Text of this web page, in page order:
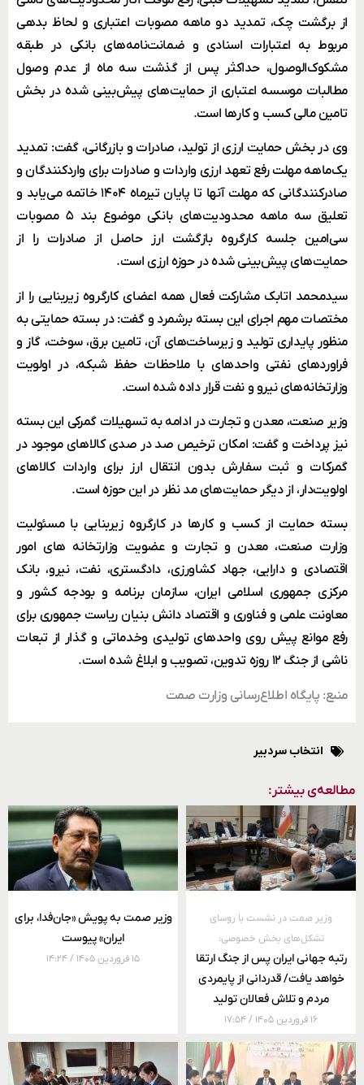
از برگشت چک، تمدید دو ماهه مصوبات اعتباری و لحاظ بدهی
مربوط به اعتبارات اسنادی و ضمانت‌نامه‌های بانکی در طبقه
مشکوک‌الوصول، حداکثر پس از گذشت سه ماه از عدم وصول
مطالبات موسسه اعتباری از حمایت‌های پیش‌بینی شده در بخش
تامین مالی کسب و کارها است.
وی در بخش حمایت ارزی از تولید، صادرات و بازرگانی، گفت: تمدید
یک‌ماهه مهلت رفع تعهد ارزی واردات و صادرات برای واردکنندگان و
صادرکنندگانی که مهلت آنها تا پایان تیرماه ۱۴۰۴ خاتمه می‌یابد و
تعلیق سه ماهه محدودیت‌های بانکی موضوع بند ۵ مصوبات
سی‌امین جلسه کارگروه بازگشت ارز حاصل از صادرات را از
حمایت‌های پیش‌بینی شده در حوزه ارزی است.
سید‌محمد اتابک مشارکت فعال همه اعضای کارگروه زیر‌بنایی را از
مختصات مهم اجرای این بسته بر‌شمرد و گفت: در بسته حمایتی به
منظور پایداری تولید و زیرساخت‌های آن، تامین برق، سوخت، گاز و
فراوردهای نفتی واحد‌های با ملاحظات حفظ شبکه، در اولویت
وزارتخانه‌های نیرو و نفت قرار داده شده است.
وزیر صنعت، معدن و تجارت در ادامه به تسهیلات گمرکی این بسته
نیز پرداخت و گفت: امکان ترخیص صد در صدی کالاهای موجود در
گمرکات و ثبت سفارش بدون انتقال ارز برای واردات کالاهای
اولویت‌دار، از دیگر حمایت‌های مد نظر در این حوزه است.
بسته حمایت از کسب و کارها در کارگروه زیر‌بنایی با مسئولیت
وزارت صنعت، معدن و تجارت و عضویت وزارتخانه های امور
اقتصادی و دارایی، جهاد کشاورزی، دادگستری، نفت، نیرو، بانک
مرکزی جمهوری اسلامی ایران، سازمان برنامه و بودجه کشور و
معاونت علمی و فناوری و اقتصاد دانش بنیان ریاست جمهوری برای
رفع موانع پیش روی واحدهای تولیدی وخدماتی و گذار از تبعات
ناشی از جنگ ۱۲ روزه تدوین، تصویب و ابلاغ شده است.
منبع: پایگاه اطلاع‌رسانی وزارت صمت
انتخاب سردبیر
مطالعه‌ی بیشتر:
وزیر صمت در نشست با روسای
تشکل‌های بخش خصوصی:
رتبه جهانی ایران پس از جنگ ارتقا
خواهد یافت/ قدردانی از پایمردی
مردم و تلاش فعالان تولید
۱۶ فروردین ۱۴۰۵
وزیر صمت به پویش «جان‌فدا، برای
ایران» پیوست
۱۵ فروردین ۱۴۰۵